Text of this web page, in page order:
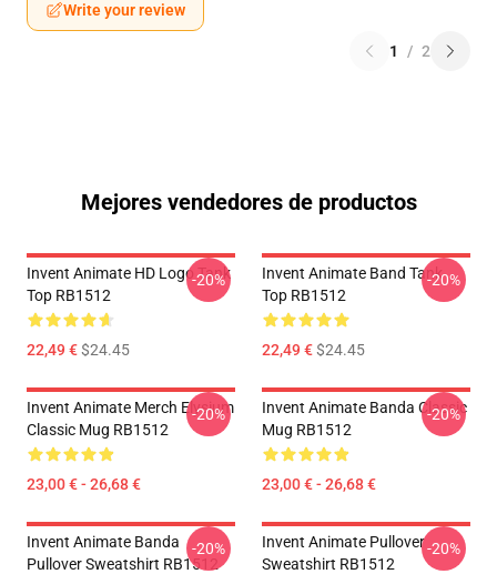
Write your review
1 / 2
Mejores vendedores de productos
Invent Animate HD Logo Tank
Top RB1512
22,49 €$24.45
-20%
Invent Animate Band Tank
Top RB1512
22,49 €$24.45
-20%
Invent Animate Merch Elysium
Classic Mug RB1512
23,00 € - 26,68 €
-20%
Invent Animate Banda Classic
Mug RB1512
23,00 € - 26,68 €
-20%
Invent Animate Banda
Pullover Sweatshirt RB1512
-20%
Invent Animate Pullover
Sweatshirt RB1512
-20%